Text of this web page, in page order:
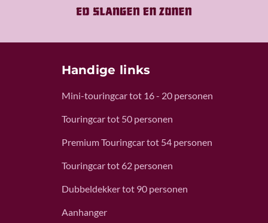
Handige links
Mini-touringcar tot 16 - 20 personen
Touringcar tot 50 personen
Premium Touringcar tot 54 personen
Touringcar tot 62 personen
Dubbeldekker tot 90 personen
Aanhanger